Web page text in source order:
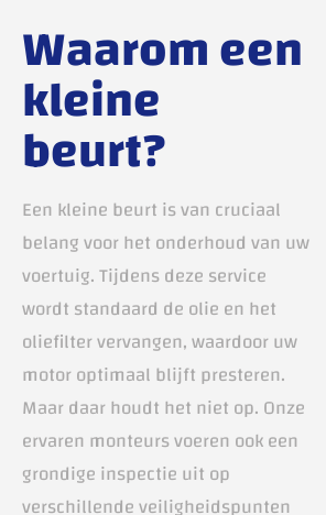
Waarom een
kleine
beurt?
Een kleine beurt is van cruciaal
belang voor het onderhoud van uw
voertuig. Tijdens deze service
wordt standaard de olie en het
oliefilter vervangen, waardoor uw
motor optimaal blijft presteren.
Maar daar houdt het niet op. Onze
ervaren monteurs voeren ook een
grondige inspectie uit op
verschillende veiligheidspunten